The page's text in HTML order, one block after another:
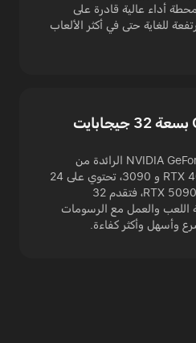
محطة أداء عالية قادرة على
للغاية حتى في أكثر الألعاب
كانت بطاقات رسومات NVIDIA GeForce الرائدة من
الأجيال السابقة، مثل RTX 4090 و 3090، تحتوي على 24
جيجابايت من الذاكرة. أما RTX 5090، فتقدم 32
اللعب والعمل مع الرسومات
وأسهل وأكثر كفاءة.